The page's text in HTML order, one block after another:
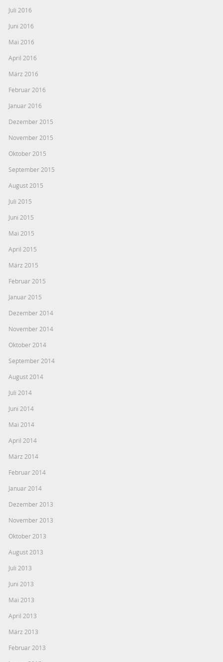
Juli 2016
Juni 2016
Mai 2016
April 2016
März 2016
Februar 2016
Januar 2016
Dezember 2015
November 2015
Oktober 2015
September 2015
August 2015
Juli 2015
Juni 2015
Mai 2015
April 2015
März 2015
Februar 2015
Januar 2015
Dezember 2014
November 2014
Oktober 2014
September 2014
August 2014
Juli 2014
Juni 2014
Mai 2014
April 2014
März 2014
Februar 2014
Januar 2014
Dezember 2013
November 2013
Oktober 2013
August 2013
Juli 2013
Juni 2013
Mai 2013
April 2013
März 2013
Februar 2013